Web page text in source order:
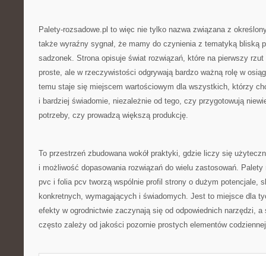
Palety-rozsadowe.pl to więc nie tylko nazwa związana z
także wyraźny sygnał, że mamy do czynienia z tematyką bliską
sadzonek. Strona opisuje świat rozwiązań, które na pierwszy
proste, ale w rzeczywistości odgrywają bardzo ważną rolę w
temu staje się miejscem wartościowym dla wszystkich, którzy
i bardziej świadomie, niezależnie od tego, czy przygotowują
potrzeby, czy prowadzą większą produkcję.
To przestrzeń zbudowana wokół praktyki, gdzie liczy się
i możliwość dopasowania rozwiązań do wielu zastosowań.
pvc i folia pcv tworzą wspólnie profil strony o dużym potencjale,
konkretnych, wymagających i świadomych. Jest to miejsce dla
efekty w ogrodnictwie zaczynają się od odpowiednich narzędzi, a
często zależy od jakości pozornie prostych elementów